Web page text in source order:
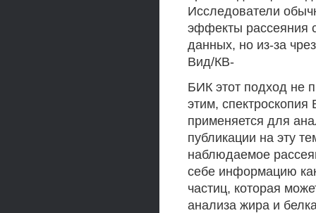
Исследователи
эффекты рассеяния
данных, но из-за
Вид/КВ-
БИК этот подход не
этим,
применяется для
публикации на эту
наблюдаемое
себе информацию
частиц, которая
анализа жира и